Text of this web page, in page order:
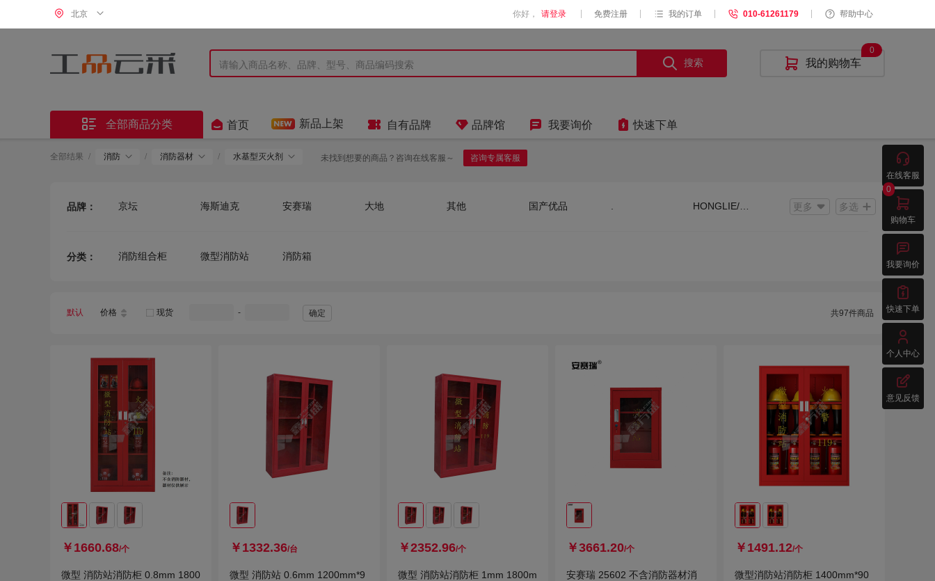
北京 你好， 请登录 免费注册 我的订单 010-61261179 帮助中心
搜索  我的购物车
0
 全部商品分类  首页 新品上架  自有品牌  品牌馆  我要询价  快速下单
全部结果 / 消防 / 消防器材 / 水基型灭火剂 未找到想要的商品？咨询在线客服～ 咨询专属客服
品牌： 京坛 海斯迪克 安赛瑞 大地 其他 国产优品 更多 多选
分类： 消防组合柜 微型消防站 消防箱
默认 价格 现货 - 确定 共97件商品
￥1660.68/个
微型 消防站消防柜 0.8mm 1800
￥1332.36/台
微型 消防站 0.6mm 1200mm*9
￥2352.96/个
微型 消防站消防柜 1mm 1800m
￥3661.20/个
安赛瑞 25602 不含消防器材消
￥1491.12/个
微型消防站消防柜 1400mm*90

在线客服

购物车
0

我要询价

快速下单

个人中心

意见反馈